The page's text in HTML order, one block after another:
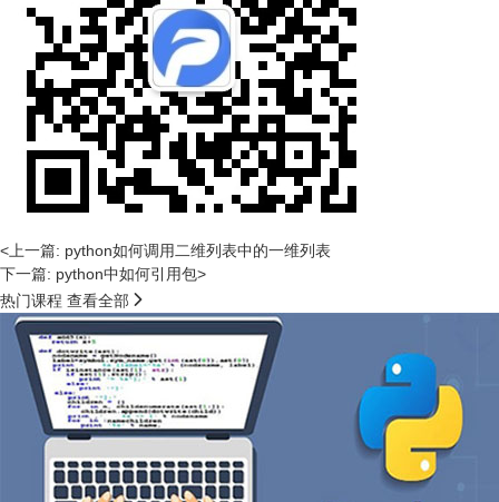
<上一篇: python如何调用二维列表中的一维列表
下一篇: python中如何引用包>
热门课程 查看全部 